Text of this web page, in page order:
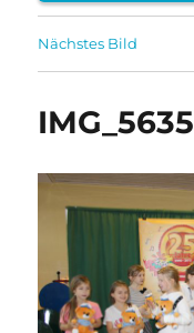
Nächstes Bild
IMG_5635